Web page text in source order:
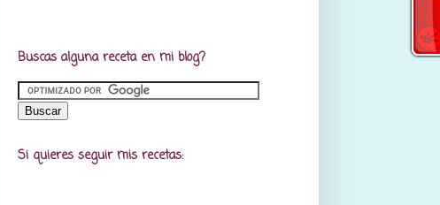
Buscas alguna receta en mi blog?
Si quieres seguir mis recetas: